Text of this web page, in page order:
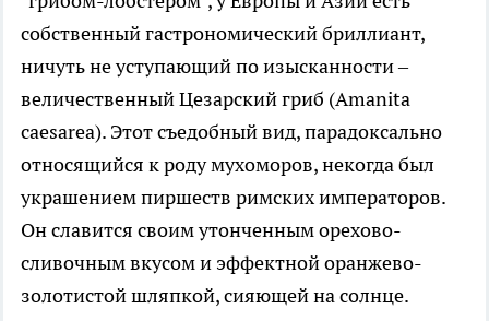
собственный гастрономический бриллиант,
ничуть не уступающий по изысканности –
величественный Цезарский гриб (Amanita
caesarea). Этот съедобный вид, парадоксально
относящийся к роду мухоморов, некогда был
украшением пиршеств римских императоров.
Он славится своим утонченным орехово-
сливочным вкусом и эффектной оранжево-
золотистой шляпкой, сияющей на солнце.